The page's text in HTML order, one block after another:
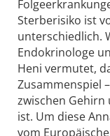
Sterberisiko ist
unterschiedlich.
Endokrinologe
Heni vermutet,
Zusammenspiel
zwischen
ist. Um diese
vom